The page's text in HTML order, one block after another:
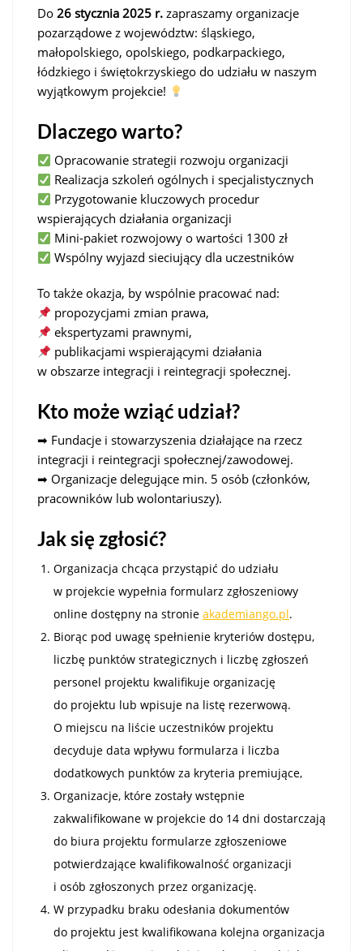
Do 26 stycznia 2025 r. zapraszamy organizacje
pozarządowe z województw: śląskiego,
małopolskiego, opolskiego, podkarpackiego,
łódzkiego i świętokrzyskiego do udziału w naszym
wyjątkowym projekcie!
Dlaczego warto?
Opracowanie strategii rozwoju organizacji
Realizacja szkoleń ogólnych i specjalistycznych
Przygotowanie kluczowych procedur
wspierających działania organizacji
Mini-pakiet rozwojowy o wartości 1300 zł
Wspólny wyjazd sieciujący dla uczestników
To także okazja, by wspólnie pracować nad:
propozycjami zmian prawa,
ekspertyzami prawnymi,
publikacjami wspierającymi działania
w obszarze integracji i reintegracji społecznej.
Kto może wziąć udział?
➡ Fundacje i stowarzyszenia działające na rzecz
integracji i reintegracji społecznej/zawodowej.
➡ Organizacje delegujące min. 5 osób (członków,
pracowników lub wolontariuszy).
Jak się zgłosić?
Organizacja chcąca przystąpić do udziału
w projekcie wypełnia formularz zgłoszeniowy
online dostępny na stronie akademiango.pl.
Biorąc pod uwagę spełnienie kryteriów dostępu,
liczbę punktów strategicznych i liczbę zgłoszeń
personel projektu kwalifikuje organizację
do projektu lub wpisuje na listę rezerwową.
O miejscu na liście uczestników projektu
decyduje data wpływu formularza i liczba
dodatkowych punktów za kryteria premiujące,
Organizacje, które zostały wstępnie
zakwalifikowane w projekcie do 14 dni dostarczają
do biura projektu formularze zgłoszeniowe
potwierdzające kwalifikowalność organizacji
i osób zgłoszonych przez organizację.
W przypadku braku odesłania dokumentów
do projektu jest kwalifikowana kolejna organizacja